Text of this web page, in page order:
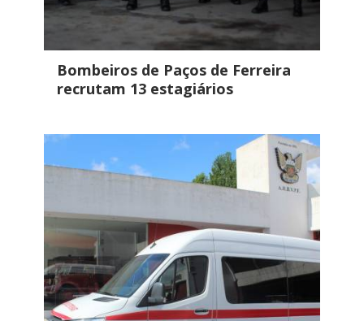
Bombeiros de Paços de Ferreira
recrutam 13 estagiários